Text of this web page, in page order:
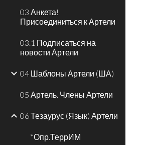
03 Анкета!
Присоединиться к Артели
03.1 Подписаться на
новости Артели
04 Шаблоны Артели (ША)
05 Артель. Члены Артели
06 Тезаурус (Язык) Артели
*Опр.ТеррИМ